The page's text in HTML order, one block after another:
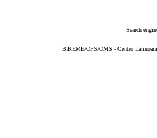
Search
BIREME/OPS/OMS - Centro